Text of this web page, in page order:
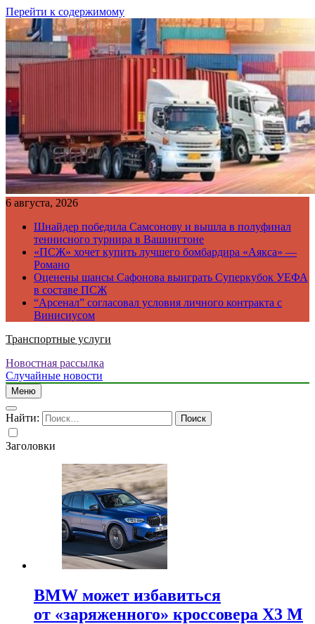
Перейти к содержимому
6 августа, 2026
Шнайдер победила Самсонову и вышла в полуфинал
теннисного турнира в Вашингтоне
«ПСЖ» хочет купить лучшего бомбардира «Аякса» —
Романо
Оценены шансы Сафонова выиграть Суперкубок УЕФА
в составе ПСЖ
“Арсенал” согласовал условия личного контракта с
Винисиусом
Транспортные услуги
Новостная рассылка
Случайные новости
Меню
Найти:
Заголовки
BMW может избавиться
от «заряженного» кроссовера X3 M